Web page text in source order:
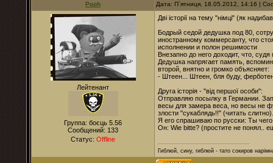
Pooh Дата: П`ятниця, 18.05.2012, 14:16 |
Лейтенант
Группа: боєць 5.56
Сообщений: 133
Статус: Offline
Дві історії на тему "німці" (як
Бодрый седой дедушка под 80,
иностранному коммерсанту, что
исполнении и полон решимости
Внезапно до него доходит, что,
Дедушка напрягает память,
второй, внятно и громко объясняет:
- Штеен... Штеен, бля буду,
Друга історія - "від першої особи":
Отправляю посылку в Германии.
весы для замера веса, но весы не
злости "сукаблядь!!" (читать слитно).
Я его спрашиваю по русски: Ты
Он: Wie bitte? (простите не понял..
Гиблюй, сину, гиблюй - тато сокиров